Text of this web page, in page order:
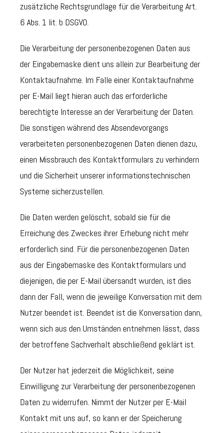
zusätzliche Rechtsgrundlage für die Verarbeitung Art.
6 Abs. 1 lit. b DSGVO.
Die Verarbeitung der personenbezogenen Daten aus
der Eingabemaske dient uns allein zur Bearbeitung der
Kontaktaufnahme. Im Falle einer Kontaktaufnahme
per E-Mail liegt hieran auch das erforderliche
berechtigte Interesse an der Verarbeitung der Daten.
Die sonstigen während des Absendevorgangs
verarbeiteten personenbezogenen Daten dienen dazu,
einen Missbrauch des Kontaktformulars zu verhindern
und die Sicherheit unserer informationstechnischen
Systeme sicherzustellen.
Die Daten werden gelöscht, sobald sie für die
Erreichung des Zweckes ihrer Erhebung nicht mehr
erforderlich sind. Für die personenbezogenen Daten
aus der Eingabemaske des Kontaktformulars und
diejenigen, die per E-Mail übersandt wurden, ist dies
dann der Fall, wenn die jeweilige Konversation mit dem
Nutzer beendet ist. Beendet ist die Konversation dann,
wenn sich aus den Umständen entnehmen lässt, dass
der betroffene Sachverhalt abschließend geklärt ist.
Der Nutzer hat jederzeit die Möglichkeit, seine
Einwilligung zur Verarbeitung der personenbezogenen
Daten zu widerrufen. Nimmt der Nutzer per E-Mail
Kontakt mit uns auf, so kann er der Speicherung